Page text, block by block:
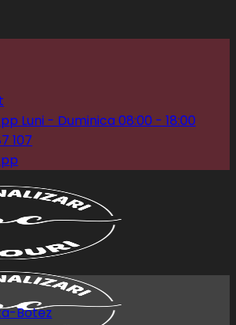
Luni - Duminica 08:00 - 18:00
107
Botez